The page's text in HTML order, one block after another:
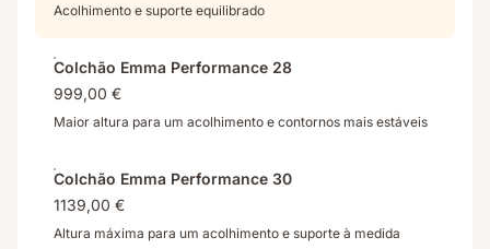
distribuição
pressão
ideal.
espessa,
fresca
primeiro
toque
Acolhimento e suporte equilibrado
Colchão Emma Performance 28
999,00 €
Maior altura para um acolhimento e contornos mais estáveis
Colchão Emma Performance 30
1139,00 €
Altura máxima para um acolhimento e suporte à medida